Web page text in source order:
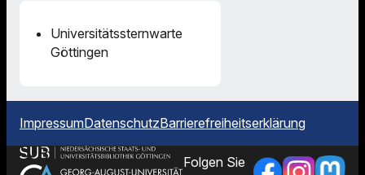
Universitätssternwarte
Göttingen
ImpressumDatenschutzBarrierefreiheitserklärung
Folgen Sie